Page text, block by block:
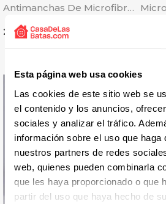
Esta página web usa cookies
Las cookies de este sitio web se
el contenido y los anuncios,
sociales y analizar el tráfico.
información sobre el uso que haga
nuestros partners de redes
web, quienes pueden combinarla
que les haya proporcionado o que
partir del uso que haya hecho de
Antimanchas De Microfibra
Precio
25,62 € + IVA